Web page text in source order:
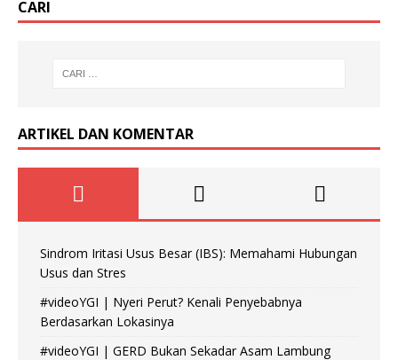
CARI
ARTIKEL DAN KOMENTAR
Sindrom Iritasi Usus Besar (IBS): Memahami Hubungan
Usus dan Stres
#videoYGI | Nyeri Perut? Kenali Penyebabnya
Berdasarkan Lokasinya
#videoYGI | GERD Bukan Sekadar Asam Lambung